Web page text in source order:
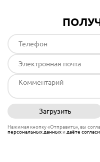
Загрузить
Нажимая кнопку «Отправить», вы
персональных данныхи даёте